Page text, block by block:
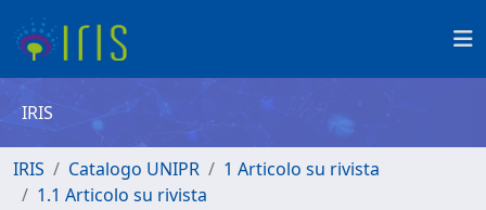
IRIS
IRIS Catalogo UNIPR
1 Articolo su rivista
1.1 Articolo su rivista